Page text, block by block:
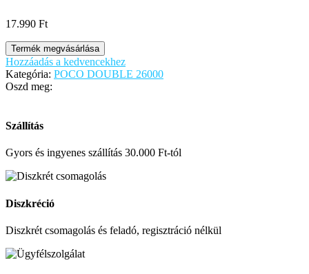
17.990 Ft
Termék megvásárlása
Hozzáadás a kedvencekhez
Kategória: POCO DOUBLE 26000
Oszd meg:
Szállítás
Gyors és ingyenes szállítás 30.000 Ft-tól
Diszkréció
Diszkrét csomagolás és feladó, regisztráció nélkül